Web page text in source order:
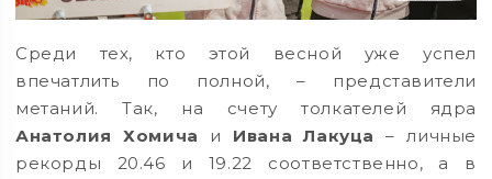
Среди тех, кто этой весной уже успел
впечатлить по полной, – представители
метаний. Так, на счету толкателей ядра
Анатолия Хомича и Ивана Лакуца
– личные
рекорды 20.46 и 19.22 соответственно, а в